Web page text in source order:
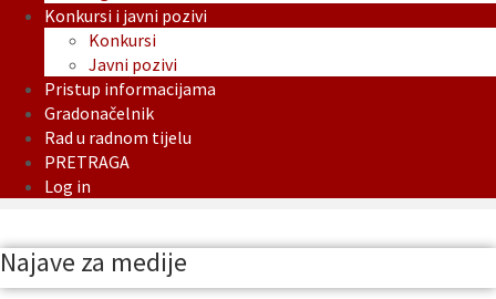
Konkursi i javni pozivi
Konkursi
Javni pozivi
Pristup informacijama
Gradonačelnik
Rad u radnom tijelu
PRETRAGA
Log in
Najave za medije